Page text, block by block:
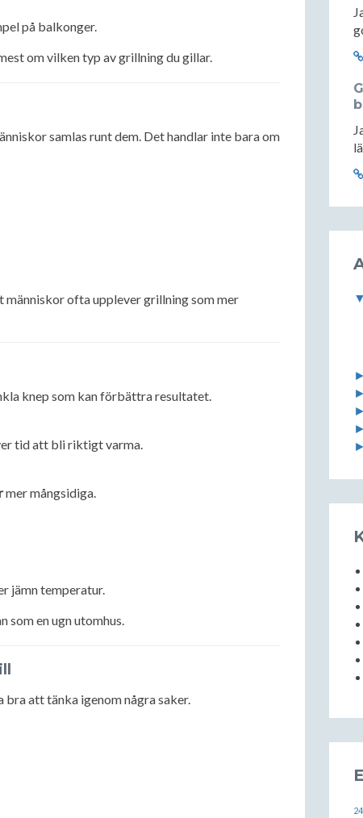
på balkonger.
om vilken typ av grillning du gillar.
samlas runt dem. Det handlar inte bara om
människor ofta upplever grillning som mer
knep som kan förbättra resultatet.
tid att bli riktigt varma.
mer mångsidiga.
jämn temperatur.
som en ugn utomhus.
bra att tänka igenom några saker.
▼
►
►
►
►
►